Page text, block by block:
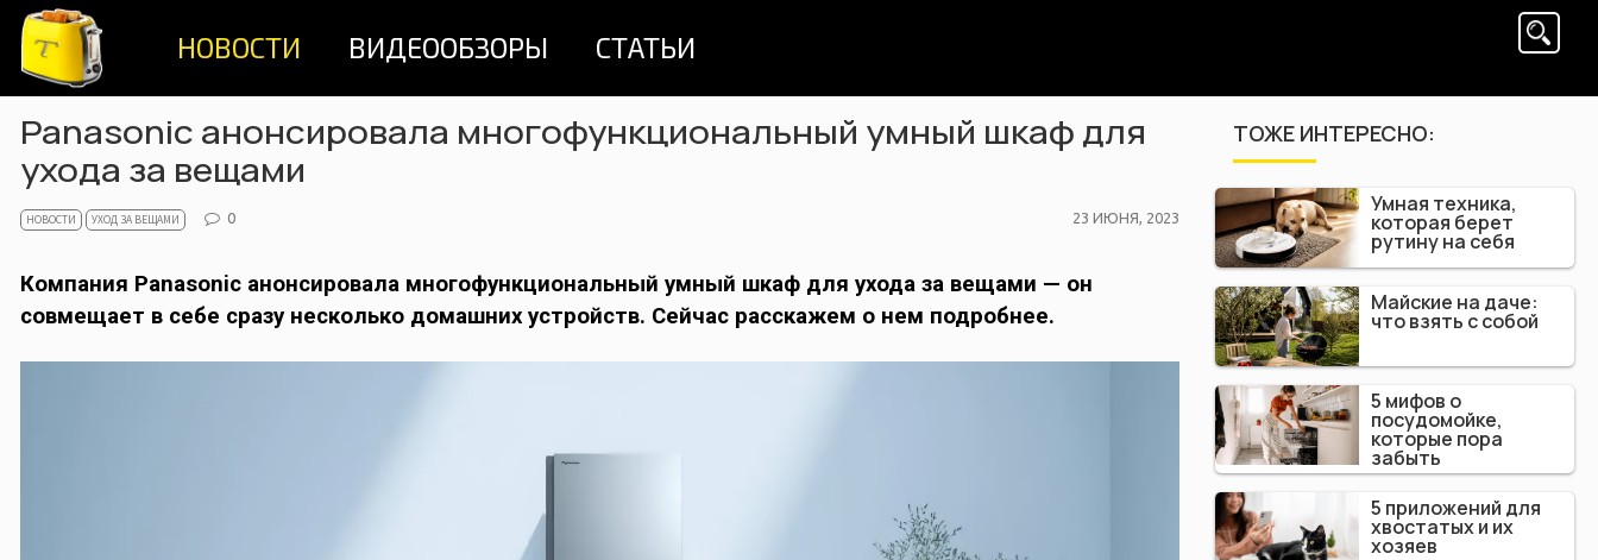
НОВОСТИ ВИДЕООБЗОРЫ СТАТЬИ
Panasonic анонсировала многофункциональный умный шкаф для
ухода за вещами
НОВОСТИ УХОД ЗА ВЕЩАМИ
POSTED
23 ИЮНЯ, 2023
0
Компания Panasonic анонсировала многофункциональный умный шкаф для ухода за вещами — он
совмещает в себе сразу несколько домашних устройств. Сейчас расскажем о нем подробнее.
ТОЖЕ ИНТЕРЕСНО:
Умная техника,
которая берет
рутину на себя
Майские на даче:
что взять с собой
5 мифов о
посудомойке,
которые пора
забыть
5 приложений для
хвостатых и их
хозяев